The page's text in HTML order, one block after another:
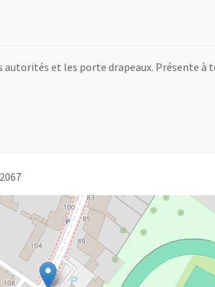
et les porte drapeaux. Présente à